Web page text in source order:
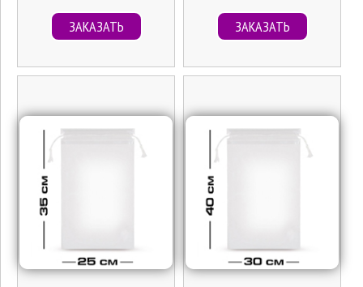
ЗАКАЗАТЬ ЗАКАЗАТЬ